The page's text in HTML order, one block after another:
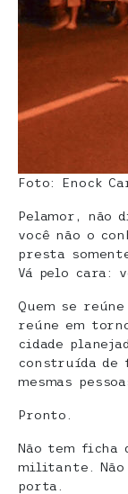
Foto: Enock
Pelamor, não
você não o
presta
Vá pelo cara:
Quem se
reúne em
cidade
construída de
mesmas
Pronto.
Não tem ficha
militante. Não
porta.